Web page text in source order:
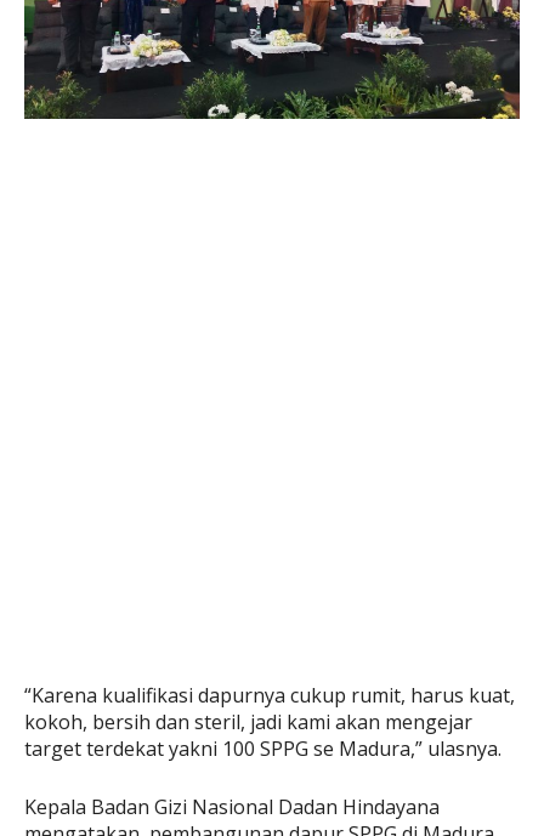
“Karena kualifikasi dapurnya cukup rumit, harus kuat,
kokoh, bersih dan steril, jadi kami akan mengejar
target terdekat yakni 100 SPPG se Madura,” ulasnya.
Kepala Badan Gizi Nasional Dadan Hindayana